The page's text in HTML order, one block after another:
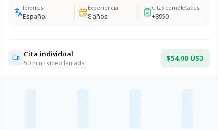
Idiomas
Español
Experiencia
8años
Citas completadas
+8950
Cita individual
50 min · videollamada
$54.00 USD